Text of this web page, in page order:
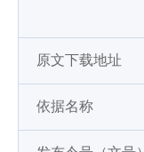
原文下载地址
依据名称